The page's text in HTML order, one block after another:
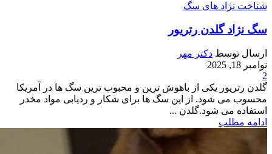
شناخت نژاد های سگ
سگ نژاد گلدن رتریور
ارسال توسط دکتر مهر
نوامبر 18, 2025
2
گلدن رتریور یکی از باهوش ترین و محبوب ترین سگ ها در آمریکا
محسوب می شود. از این سگ ها برای شکار و ردیابی مواد مخدر
استفاده می شود.گلدن ...
ادامه مطلب